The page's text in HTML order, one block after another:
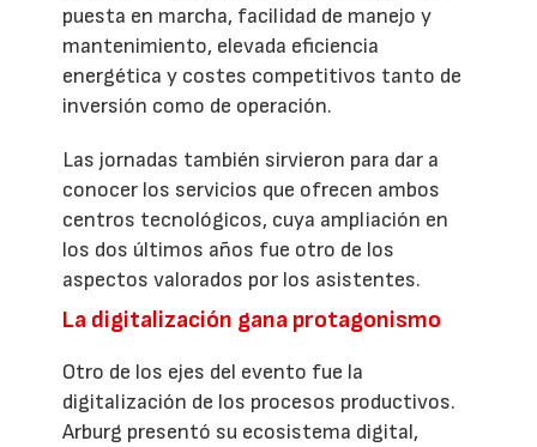
puesta en marcha, facilidad de manejo y
mantenimiento, elevada eficiencia
energética y costes competitivos tanto de
inversión como de operación.
Las jornadas también sirvieron para dar a
conocer los servicios que ofrecen ambos
centros tecnológicos, cuya ampliación en
los dos últimos años fue otro de los
aspectos valorados por los asistentes.
La digitalización gana protagonismo
Otro de los ejes del evento fue la
digitalización de los procesos productivos.
Arburg presentó su ecosistema digital,